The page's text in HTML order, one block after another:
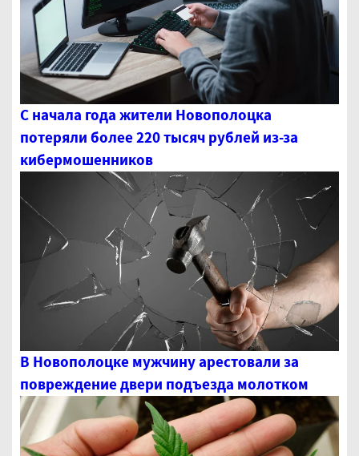
С начала года жители Новополоцка
потеряли более 220 тысяч рублей из-за
кибермошенников
В Новополоцке мужчину арестовали за
повреждение двери подъезда молотком